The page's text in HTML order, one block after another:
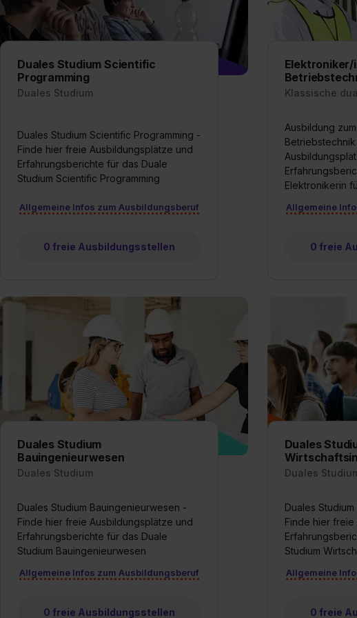
„Datenschutz-Einstellungen“
„Details zeigen“. Weitere Informationen:
Duales Studium Scientific
Programming
Duales Studium
Duales Studium Scientific Programming -
Finde hier freie Ausbildungsplätze und
Erfahrungsberichte für das Duale
Studium Scientific Programming
Allgemeine Infos zum Ausbildungsberuf
0 freie Ausbildungsstellen
Elektroniker/
Klassische
Ausbildung
Elektronikerin
Allgemeine
0 freie
Duales Studium
Bauingenieurwesen
Duales Studium
Duales Studium Bauingenieurwesen -
Finde hier freie Ausbildungsplätze und
Erfahrungsberichte für das Duale
Studium Bauingenieurwesen
Allgemeine Infos zum Ausbildungsberuf
0 freie Ausbildungsstellen
Duales
Duales
Duales
Finde hier
Studium
Allgemeine
0 freie